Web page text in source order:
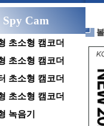
Spy Cam
초소형 캠코더
초소형 캠코더
초소형 캠코더
초소형 캠코더
녹음기